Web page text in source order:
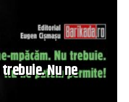
Nu ne